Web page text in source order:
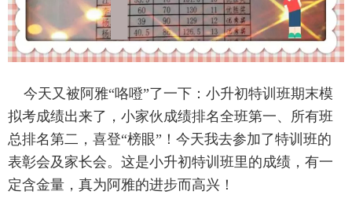
今天又被阿雅“咯噔”了一下：小升初特训班期末模
拟考成绩出来了，小家伙成绩排名全班第一、所有班
总排名第二，喜登“榜眼”！今天我去参加了特训班的
表彰会及家长会。这是小升初特训班里的成绩，有一
定含金量，真为阿雅的进步而高兴！